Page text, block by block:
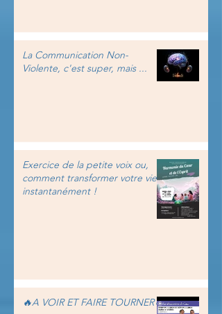
La Communication Non-
Violente, c'est super, mais ...
Exercice de la petite voix ou,
comment transformer votre vie
instantanément !
🔥A VOIR ET FAIRE TOURNER🔥